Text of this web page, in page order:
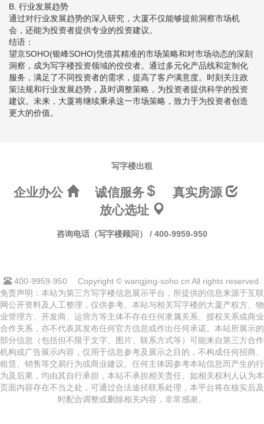
B. 行业发展趋势
通过对行业发展趋势的深入研究，大厦不仅能够提前洞察市场机
会，还能为投资者提供专业的投资建议。
结语：
望京SOHO(银峰SOHO)凭借其精准的市场策略和对市场动态的深刻
洞察，成为写字楼投资领域的佼佼者。通过多元化产品线和定制化
服务，满足了不同投资者的需求，提高了客户满意度。时刻关注政
策法规和行业发展趋势，及时调整策略，为投资者提供科学的投资
建议。未来，大厦将继续秉承这一市场策略，致力于为投资者创造
更大的价值。
写字楼出租
企业办公 诚信服务
真实房源
放心选址
咨询电话（写字楼顾问） / 400-9959-950
400-9959-950
Copyright © wangjing-soho.cn All rights reserved.
免责声明：本站为第三方写字楼信息展示平台，所提供的信息来源于互联
网公开资料及人工整理，仅供参考。本站与相关写字楼的大厦产权方、物
业管理方、开发商、运营方等主体不存在任何隶属关系、授权关系或商业
合作关系，亦不代表其发布任何官方信息或作出任何承诺。本站所展示的
部分信息（包括但不限于文字、图片、联系方式等）可能来自第三方合作
机构或广告展示内容，仅用于信息参考及展示之目的，不构成任何招商、
租赁、销售等交易行为或商业建议。任何主体因参考本站信息而产生的行
为及后果，均由其自行承担，本站不承担相关责任。如相关权利人认为本
页面内容存在不当之处，可通过合法途径联系处理，本平台将在核实后及
时配合调整或删除相关内容，非常感谢。